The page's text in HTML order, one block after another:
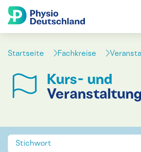
Startseite Fachkreise
Kurs- und